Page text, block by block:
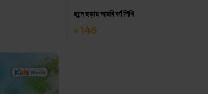
ছন্দে ছড়ায় আরবি বর্ণ শিখি
৳ 145